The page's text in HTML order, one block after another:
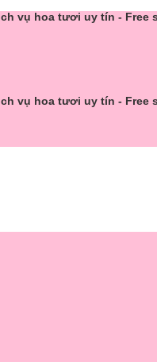
vụ hoa tươi uy tín - Free
vụ hoa tươi uy tín - Free